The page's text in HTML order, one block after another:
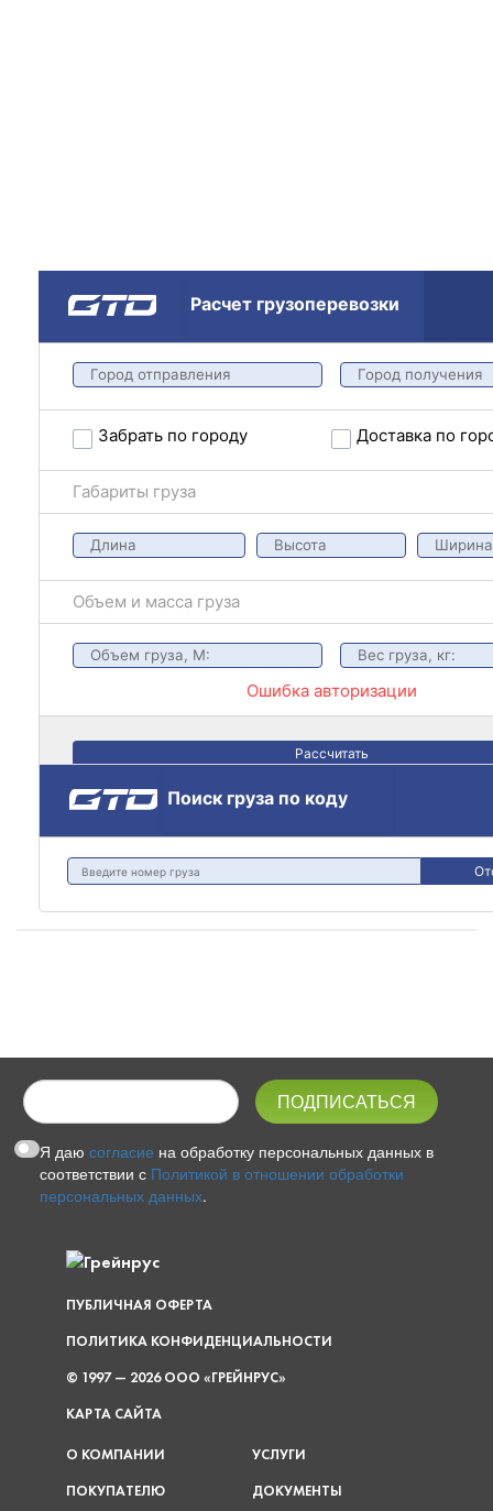
Расчет грузоперевозки
Забрать по городу Доставка по
Габариты груза
Объем и масса груза
Ошибка авторизации
Рассчитать
Поиск груза по коду
Я даюсогласие на обработку персональных данных в
соответствии с Политикой в отношении обработки
персональных данных.
ПУБЛИЧНАЯ ОФЕРТА
ПОЛИТИКА КОНФИДЕНЦИАЛЬНОСТИ
© 1997 — 2026 ООО «ГРЕЙНРУС»
КАРТА САЙТА
О КОМПАНИИ
ПОКУПАТЕЛЮ
УСЛУГИ
ДОКУМЕНТЫ